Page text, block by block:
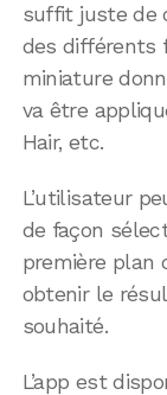
suffit juste de
des différents
miniature
va être
Hair, etc.
L’utilisateur
de façon
première plan
obtenir le
souhaité.
L’app est